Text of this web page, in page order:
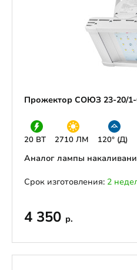
Прожектор СОЮЗ 23-20/1-
20 ВТ 2710 ЛМ 120° (Д)
Аналог лампы
Срок изготовления: 2
4 350 р.